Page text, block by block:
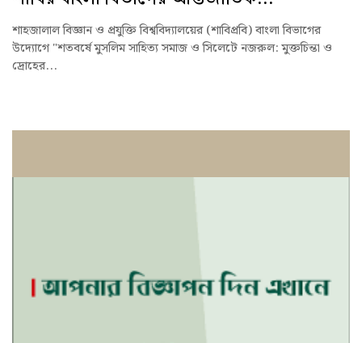
শাহজালাল বিজ্ঞান ও প্রযুক্তি বিশ্ববিদ্যালয়ের (শাবিপ্রবি) বাংলা বিভাগের
উদ্যোগে "শতবর্ষে মুসলিম সাহিত্য সমাজ ও সিলেটে নজরুল: মুক্তচিন্তা ও
দ্রোহের...